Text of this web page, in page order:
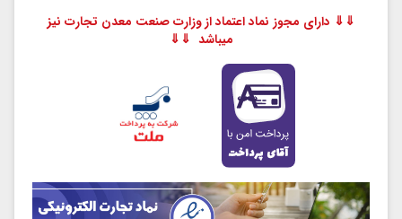
⇓⇓ دارای مجوز نماد اعتماد از وزارت صنعت معدن تجارت نیز
میباشد ⇓⇓